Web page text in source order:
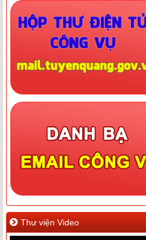
Thư viện Video